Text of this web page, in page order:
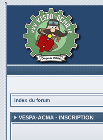
s
Index du forum
VESPA-ACMA - INSCRIPTION